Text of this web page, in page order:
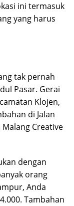
ini termasuk
yang harus
tak pernah
Pasar. Gerai
Klojen,
di Jalan
Creative
dengan
orang
Anda
Tambahan